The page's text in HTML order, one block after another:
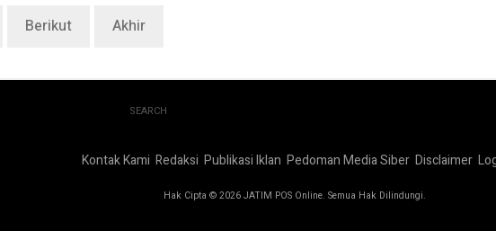
Berikut Akhir
SEARCH
Kontak Kami Redaksi Publikasi Iklan Pedoman Media Siber Disclaimer
Hak Cipta © 2026 JATIM POS Online. Semua Hak Dilindungi.